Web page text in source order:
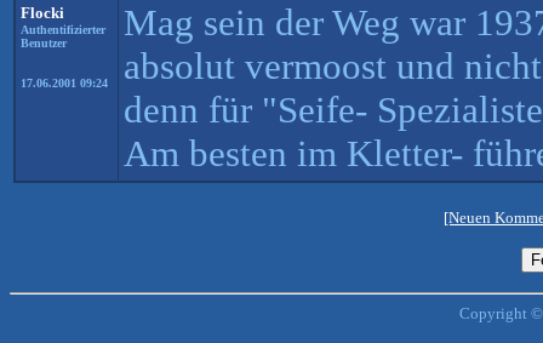
Flocki
Authentifizierter
Benutzer
17.06.2001 09:24
Mag sein der Weg war
absolut vermoost und
denn für "Seife-
Am besten im Kletter-
[Neuen
Copyright ©